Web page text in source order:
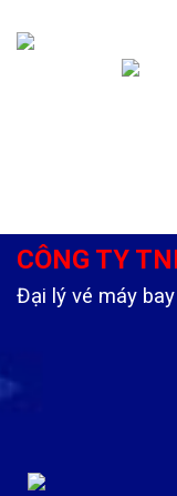
CÔNG TY
Đại lý vé máy